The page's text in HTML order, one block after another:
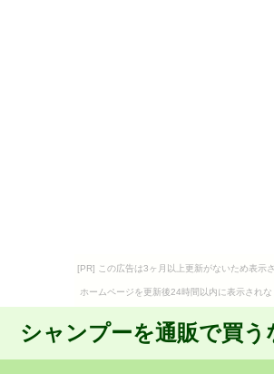
[PR] この広告は3ヶ月以上更新がないため表示さ
ホームページを更新後24時間以内に表示されな
シャンプーを通販で買う